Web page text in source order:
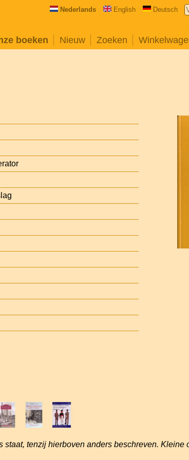
Nederlands English Deutsch
boeken Nieuw Zoeken
tenzij hierboven anders beschreven. Kleine